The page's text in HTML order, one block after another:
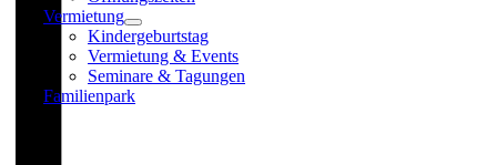
Vermietung
Kindergeburtstag
Vermietung & Events
Seminare & Tagungen
Familienpark